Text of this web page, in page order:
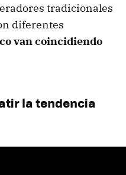
tradicionales
diferentes
van coincidiendo
la tendencia